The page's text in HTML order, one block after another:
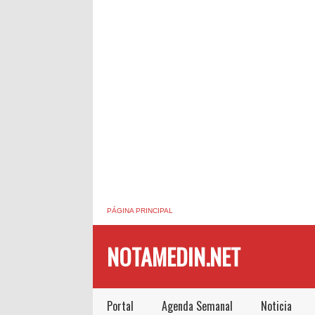
PÁGINA PRINCIPAL
NOTAMEDIN.NET
Portal Agenda Semanal Noticia